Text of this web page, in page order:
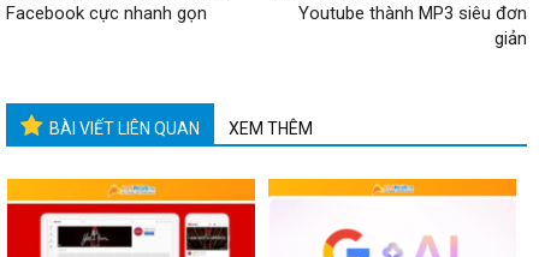
Facebook cực nhanh gọn
Youtube thành MP3 siêu đơn
giản
BÀI VIẾT LIÊN QUAN XEM THÊM